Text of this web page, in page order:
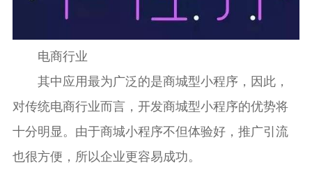
电商行业
其中应用最为广泛的是商城型小程序，因此，
对传统电商行业而言，开发商城型小程序的优势将
十分明显。由于商城小程序不但体验好，推广引流
也很方便，所以企业更容易成功。